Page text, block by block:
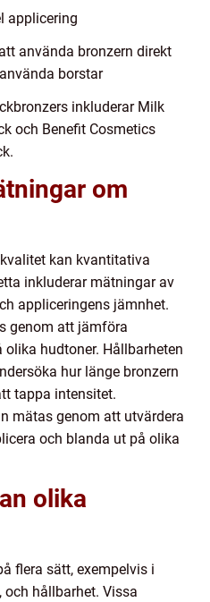
applicering
använda bronzern direkt
borstar
inkluderar Milk
och Benefit Cosmetics
om
kan kvantitativa
inkluderar mätningar av
appliceringens jämnhet.
genom att jämföra
hudtoner. Hållbarheten
hur länge bronzern
tappa intensitet.
mätas genom att utvärdera
och blanda ut på olika
olika
flera sätt, exempelvis i
hållbarhet. Vissa